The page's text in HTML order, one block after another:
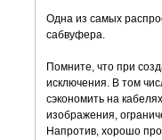
Одна из самых
сабвуфера.
Помните, что при
исключения. В том
сэкономить на
изображения,
Напротив, хорошо